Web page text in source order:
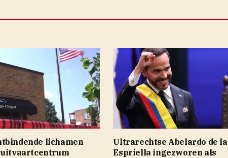
lichamen
Ultrarechtse Abelardo de la
Espriella ingezworen als